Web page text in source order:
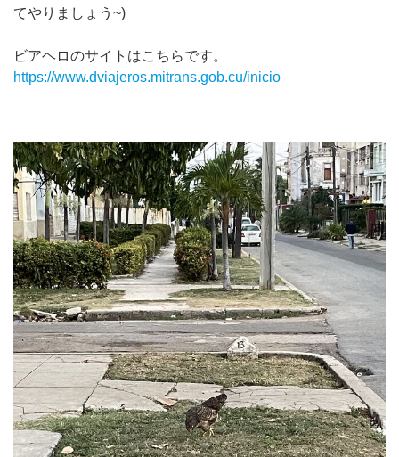
てやりましょう~)
ビアヘロのサイトはこちらです。
https://www.dviajeros.mitrans.gob.cu/inicio